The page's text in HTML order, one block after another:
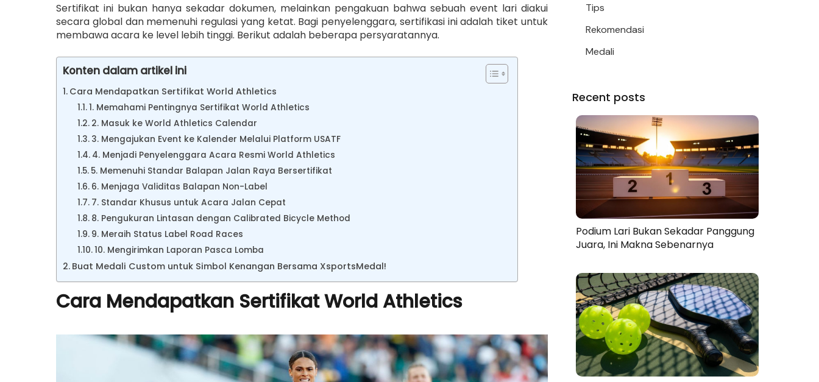
Sertifikat ini bukan hanya sekadar dokumen, melainkan pengakuan bahwa sebuah event lari diakui
secara global dan memenuhi regulasi yang ketat. Bagi penyelenggara, sertifikasi ini adalah tiket untuk
membawa acara ke level lebih tinggi. Berikut adalah beberapa persyaratannya.
Konten dalam artikel ini
Cara Mendapatkan Sertifikat World Athletics
1. Memahami Pentingnya Sertifikat World Athletics
2. Masuk ke World Athletics Calendar
3. Mengajukan Event ke Kalender Melalui Platform USATF
4. Menjadi Penyelenggara Acara Resmi World Athletics
5. Memenuhi Standar Balapan Jalan Raya Bersertifikat
6. Menjaga Validitas Balapan Non-Label
7. Standar Khusus untuk Acara Jalan Cepat
8. Pengukuran Lintasan dengan Calibrated Bicycle Method
9. Meraih Status Label Road Races
10. Mengirimkan Laporan Pasca Lomba
Buat Medali Custom untuk Simbol Kenangan Bersama XsportsMedal!
Cara Mendapatkan Sertifikat World Athletics
Tips
Rekomendasi
Medali
Recent posts
Podium Lari Bukan Sekadar Panggung
Juara, Ini Makna Sebenarnya